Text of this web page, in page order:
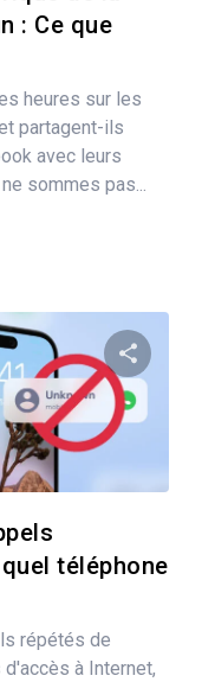
: Ce que
heures sur les
partagent-ils
avec leurs
sommes pas...
téléphone
répétés de
à Internet,